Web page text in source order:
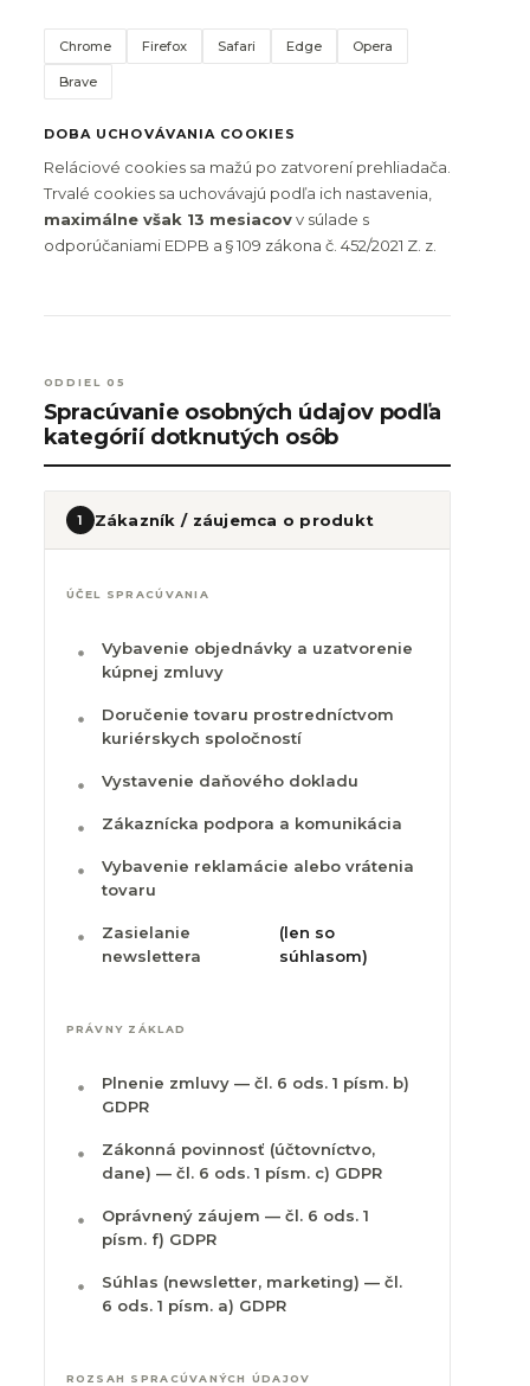
Chrome Firefox Safari Edge Opera
Brave
DOBA UCHOVÁVANIA COOKIES
Reláciové cookies sa mažú po zatvorení prehliadača.
Trvalé cookies sa uchovávajú podľa ich nastavenia,
maximálne však 13 mesiacovv súlade s
odporúčaniami EDPB a § 109 zákona č. 452/2021 Z. z.
ODDIEL 05
Spracúvanie osobných údajov podľa
kategórií dotknutých osôb
1 Zákazník / záujemca o produkt
ÚČEL SPRACÚVANIA
Vybavenie objednávky a uzatvorenie
kúpnej zmluvy
Doručenie tovaru prostredníctvom
kuriérskych spoločností
Vystavenie daňového dokladu
Zákaznícka podpora a komunikácia
Vybavenie reklamácie alebo vrátenia
tovaru
Zasielanie
newslettera
(len so
súhlasom)
PRÁVNY ZÁKLAD
Plnenie zmluvy — čl. 6 ods. 1 písm. b)
GDPR
Zákonná povinnosť (účtovníctvo,
dane) — čl. 6 ods. 1 písm. c) GDPR
Oprávnený záujem — čl. 6 ods. 1
písm. f) GDPR
Súhlas (newsletter, marketing) — čl.
6 ods. 1 písm. a) GDPR
ROZSAH SPRACÚVANÝCH ÚDAJOV